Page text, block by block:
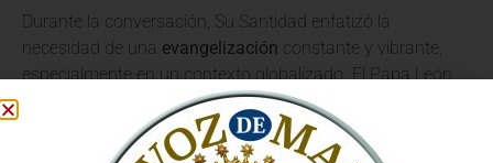
Durante la conversación, Su Santidad enfatizó la
necesidad de una evangelización constante y vibrante,
especialmente en un contexto globalizado. El Papa León
XIV compartió su visión sobre cómo la fe católica puede
seguir inspirando y guiando a las personas hacia una vida
de esperanza y servicio, promoviendo los valores del